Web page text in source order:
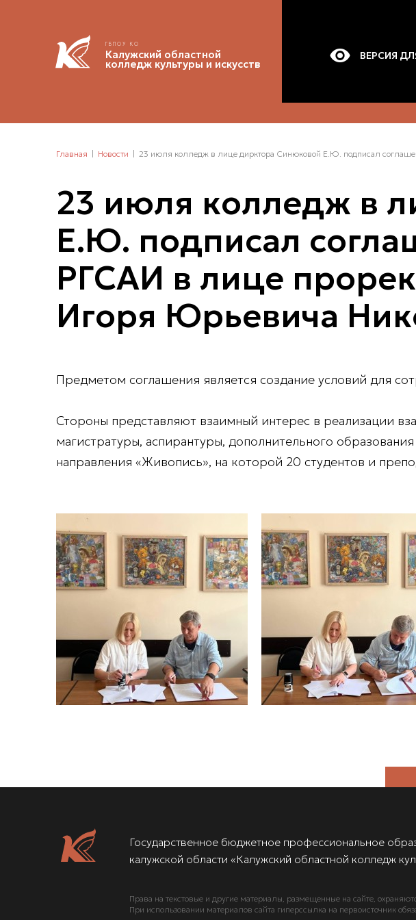
ГБПОУ КО
Калужский областной
колледж культуры и искусств
ВЕРСИЯ
Главная Новости 23 июля колледж в лице дирктора Синюковой Е.Ю. подписал
23 июля колледж в
Е.Ю. подписал
РГСАИ в лице
Игоря Юрьевича
Предметом соглашения является создание условий для
Стороны представляют взаимный интерес в реализации
магистратуры, аспирантуры, дополнительного
направления «Живопись», на которой 20 студентов и
Государственное бюджетное профессиональное
калужской области «Калужский областной колледж
Права на текстовые и другие материалы, размещенные на сайте,
При использовании материалов сайта гиперссылка на первоисточник